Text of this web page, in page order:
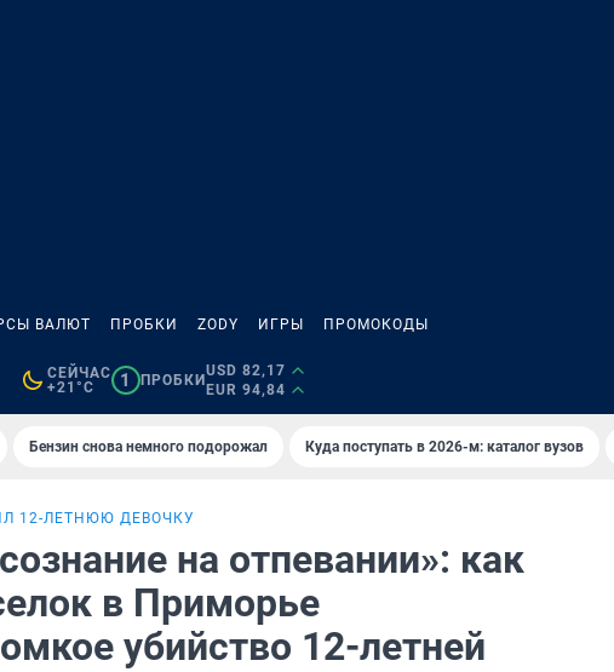
ВАЛЮТ ПРОБКИ ZODY ИГРЫ ПРОМОКОДЫ
СЕЙЧАС
+21°C
1 ПРОБКИ
USD 82,17
EUR 94,84
Бензин снова немного подорожал Куда поступать в 2026-м: каталог вузов
12-ЛЕТНЮЮ ДЕВОЧКУ
на отпевании»: как
в Приморье
убийство 12-летней